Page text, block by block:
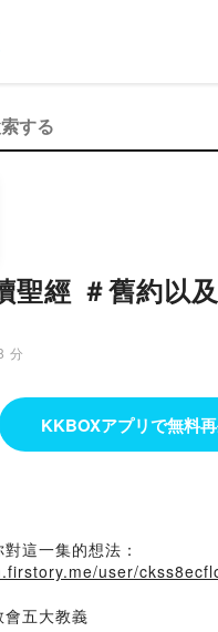
聖經 ＃舊約以
分
KKBOXアプリで無料
這一集的想法：
user/
五大教義